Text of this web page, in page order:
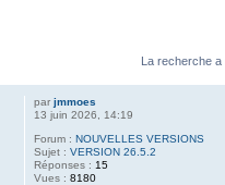
La recherche a
parjmmoes
13 juin 2026, 14:19
Forum :NOUVELLES VERSIONS
Sujet :VERSION 26.5.2
Réponses : 15
Vues :8180